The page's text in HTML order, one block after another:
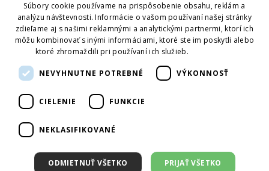
Naši partneri
Formulár na vrátenie tovaru
Vrátenie tovaru
Doprava
Sledujte nás
Prihlásiť mailing
Súbory cookie používame na prispôsobenie obsahu, reklám a
analýzu návštevnosti. Informácie o vašom používaní našej stránky
zdieľame aj s našimi reklamnými a analytickými partnermi, ktorí ich
môžu kombinovať s inými informáciami, ktoré ste im poskytli alebo
ktoré zhromaždili pri používaní ich služieb.
NEVYHNUTNE POTREBNÉ VÝKONNOSŤ
CIELENIE FUNKCIE
NEKLASIFIKOVANÉ
PRIJAŤ VŠETKO
ODMIETNUŤ VŠETKO